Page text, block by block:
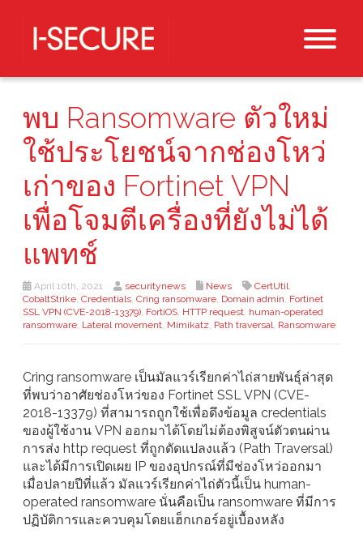
พบ Ransomware ตัวใหม่
ใช้ประโยชน์จากช่องโหว่
เก่าของ Fortinet VPN
เพื่อโจมตีเครื่องที่ยังไม่ได้
แพทช์
April 10th, 2021 securitynews News CertUtil,
CobaltStrike, Credentials, Cring ransomware, Domain admin, Fortinet
SSL VPN (CVE-2018-13379), FortiOS, HTTP request, human-operated
ransomware, Lateral movement, Mimikatz, Path traversal, Ransomware
Cring ransomware เป็นมัลแวร์เรียกค่าไถ่สายพันธุ์ล่าสุด
ที่พบว่าอาศัยช่องโหว่ของ Fortinet SSL VPN (CVE-
2018-13379) ที่สามารถถูกใช้เพื่อดึงข้อมูล credentials
ของผู้ใช้งาน VPN ออกมาได้โดยไม่ต้องพิสูจน์ตัวตนผ่าน
การส่ง http request ที่ถูกดัดแปลงแล้ว (Path Traversal)
และได้มีการเปิดเผย IP ของอุปกรณ์ที่มีช่องโหว่ออกมา
เมื่อปลายปีที่แล้ว มัลแวร์เรียกค่าไถ่ตัวนี้เป็น human-
operated ransomware นั่นคือเป็น ransomware ที่มีการ
ปฏิบัติการและควบคุมโดยแฮ็กเกอร์อยู่เบื้องหลัง